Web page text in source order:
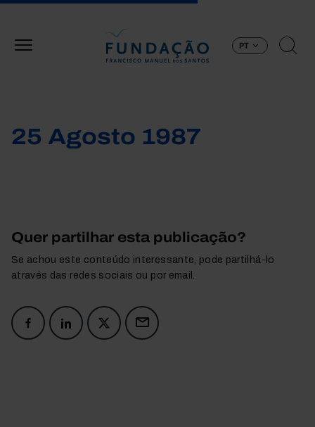
PT
25 Agosto 1987
Quer partilhar esta publicação?
Se achou este conteúdo interessante, pode partilhá-lo
através das redes sociais ou por email.